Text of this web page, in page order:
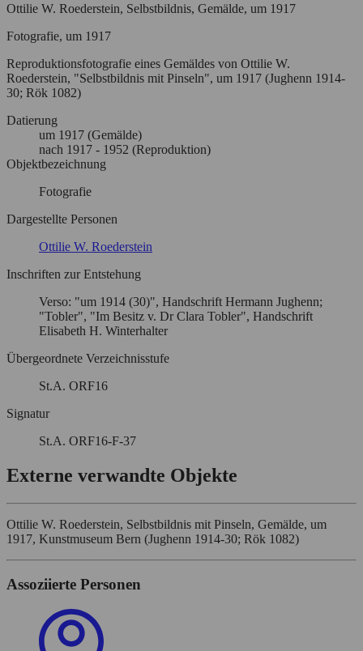
Ottilie W. Roederstein, Selbstbildnis, Gemälde, um 1917
Fotografie, um 1917
Reproduktionsfotografie eines Gemäldes von Ottilie W.
Roederstein, "Selbstbildnis mit Pinseln", um 1917 (Jughenn 1914-
30; Rök 1082)
Datierung
um 1917 (Gemälde)
nach 1917 - 1952 (Reproduktion)
Objektbezeichnung
Fotografie
Dargestellte Personen
Ottilie W. Roederstein
Inschriften zur Entstehung
Verso: "um 1914 (30)", Handschrift Hermann Jughenn;
"Tobler", "Im Besitz v. Dr Clara Tobler", Handschrift
Elisabeth H. Winterhalter
Übergeordnete Verzeichnisstufe
St.A. ORF16
Signatur
St.A. ORF16-F-37
Externe verwandte Objekte
Ottilie W. Roederstein, Selbstbildnis mit Pinseln, Gemälde, um
1917, Kunstmuseum Bern (Jughenn 1914-30; Rök 1082)
Assoziierte Personen